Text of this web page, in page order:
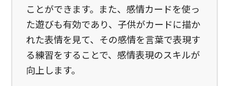
ことができます。また、感情カードを使っ
た遊びも有効であり、子供がカードに描か
れた表情を見て、その感情を言葉で表現す
る練習をすることで、感情表現のスキルが
向上します。